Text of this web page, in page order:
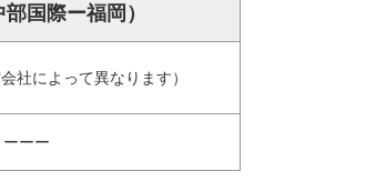
国際ー福岡）
社によって異なります）
ーーー